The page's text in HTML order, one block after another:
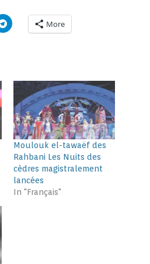
More
Moulouk el-tawaëf des
Rahbani Les Nuits des
cèdres magistralement
lancées
In "Français"